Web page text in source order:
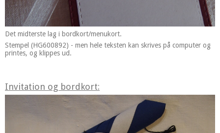
Det midterste lag i bordkort/menukort.
Stempel (HG600892) - men hele teksten kan skrives på computer og
printes, og klippes ud.
Invitation og bordkort: